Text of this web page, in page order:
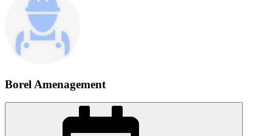
Borel Amenagement